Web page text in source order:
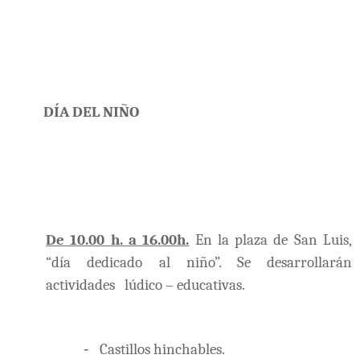
DÍA DEL NIÑO
De 10.00 h. a 16.00h. En la plaza de San Luis,
“día dedicado al niño”. Se desarrollarán
actividades lúdico – educativas.
- Castillos hinchables.